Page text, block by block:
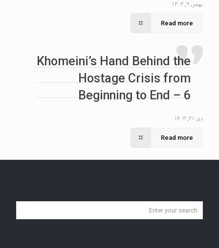
بهمن ۹, ۱۴۰۳
Read more
Khomeini’s Hand Behind the
Hostage Crisis from
Beginning to End – 6
دی ۲۱, ۱۴۰۳
Read more